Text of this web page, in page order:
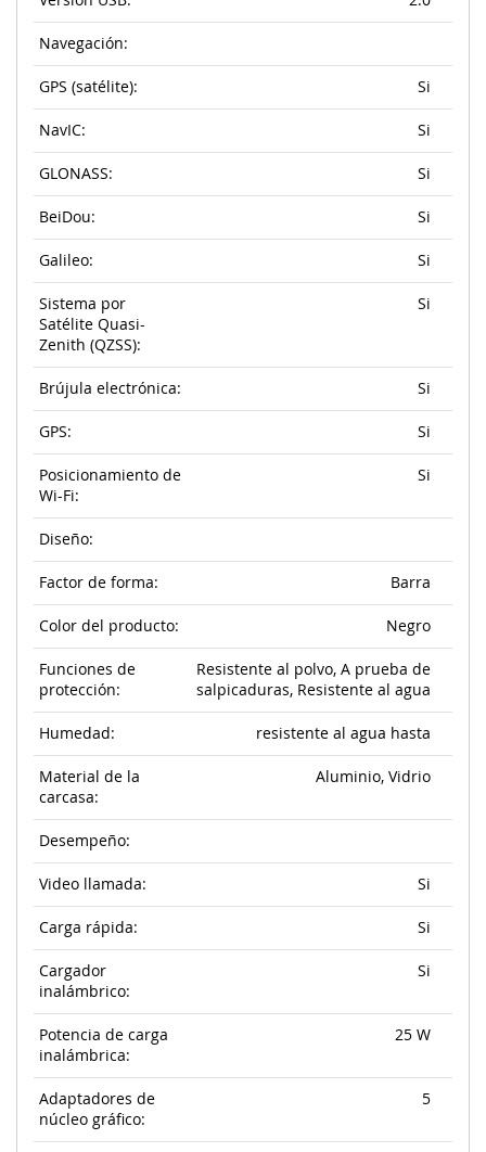
Navegación:
GPS (satélite): Si
NavIC: Si
GLONASS: Si
BeiDou: Si
Galileo: Si
Sistema por
Satélite Quasi-
Zenith (QZSS):
Si
Brújula electrónica: Si
GPS: Si
Posicionamiento de
Wi-Fi:
Si
Diseño:
Factor de forma: Barra
Color del producto: Negro
Funciones de
protección:
Resistente al polvo, A prueba de
salpicaduras, Resistente al agua
Humedad: resistente al agua hasta
Material de la
carcasa:
Aluminio, Vidrio
Desempeño:
Video llamada: Si
Carga rápida: Si
Cargador
inalámbrico:
Si
Potencia de carga
inalámbrica:
25 W
Adaptadores de
núcleo gráfico:
5